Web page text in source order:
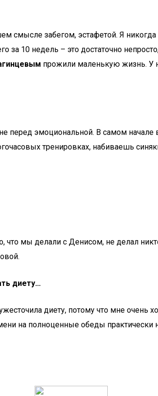
смысле забегом, эстафетой. Я
10 недель – это достаточно
прожили маленькую жизнь. У
перед эмоциональной. В самом
тренировках, набиваешь
что мы делали с Денисом, не делал
диету…
диету, потому что мне
на полноценные обеды практически